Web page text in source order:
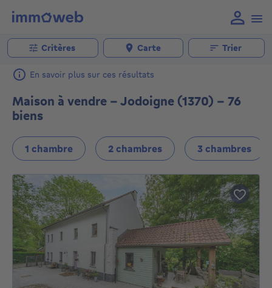
Critères Carte Trier
En savoir plus sur ces résultats
Maison à vendre - Jodoigne (1370) - 76
biens
1 chambre 2 chambres 3 chambres